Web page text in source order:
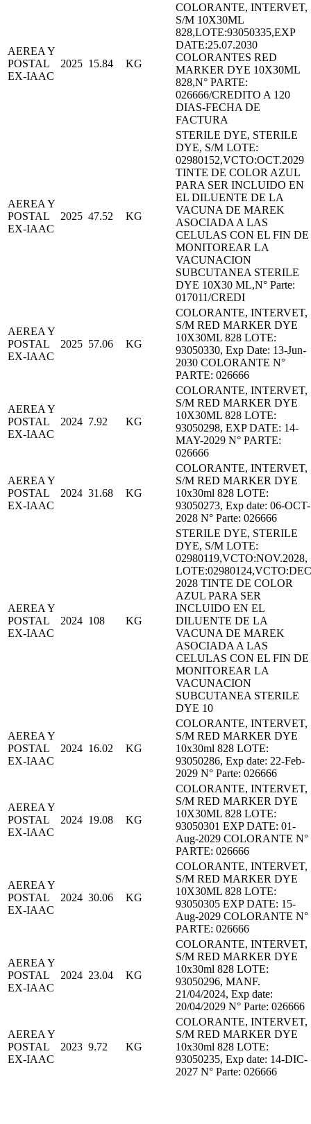
AEREA Y
POSTAL
EX-IAAC
2025 15.84 KG
COLORANTE, INTERVET,
S/M 10X30ML
828,LOTE:93050335,EXP
DATE:25.07.2030
COLORANTES RED
MARKER DYE 10X30ML
828,N° PARTE:
026666/CREDITO A 120
DIAS-FECHA DE
FACTURA
AEREA Y
POSTAL
EX-IAAC
2025 47.52 KG
STERILE DYE, STERILE
DYE, S/M LOTE:
02980152,VCTO:OCT.2029
TINTE DE COLOR AZUL
PARA SER INCLUIDO EN
EL DILUENTE DE LA
VACUNA DE MAREK
ASOCIADA A LAS
CELULAS CON EL FIN DE
MONITOREAR LA
VACUNACION
SUBCUTANEA STERILE
DYE 10X30 ML,N° Parte:
017011/CREDI
AEREA Y
POSTAL
EX-IAAC
2025 57.06 KG
COLORANTE, INTERVET,
S/M RED MARKER DYE
10X30ML 828 LOTE:
93050330, Exp Date: 13-Jun-
2030 COLORANTE N°
PARTE: 026666
AEREA Y
POSTAL
EX-IAAC
2024 7.92 KG
COLORANTE, INTERVET,
S/M RED MARKER DYE
10X30ML 828 LOTE:
93050298, EXP DATE: 14-
MAY-2029 N° PARTE:
026666
AEREA Y
POSTAL
EX-IAAC
2024 31.68 KG
COLORANTE, INTERVET,
S/M RED MARKER DYE
10x30ml 828 LOTE:
93050273, Exp date: 06-OCT-
2028 N° Parte: 026666
AEREA Y
POSTAL
EX-IAAC
2024 108 KG
STERILE DYE, STERILE
DYE, S/M LOTE:
02980119,VCTO:NOV.2028,
2028 TINTE DE COLOR
AZUL PARA SER
INCLUIDO EN EL
DILUENTE DE LA
VACUNA DE MAREK
ASOCIADA A LAS
CELULAS CON EL FIN DE
MONITOREAR LA
VACUNACION
SUBCUTANEA STERILE
DYE 10
AEREA Y
POSTAL
EX-IAAC
2024 16.02 KG
COLORANTE, INTERVET,
S/M RED MARKER DYE
10x30ml 828 LOTE:
93050286, Exp date: 22-Feb-
2029 N° Parte: 026666
AEREA Y
POSTAL
EX-IAAC
2024 19.08 KG
COLORANTE, INTERVET,
S/M RED MARKER DYE
10X30ML 828 LOTE:
93050301 EXP DATE: 01-
Aug-2029 COLORANTE N°
PARTE: 026666
AEREA Y
POSTAL
EX-IAAC
2024 30.06 KG
COLORANTE, INTERVET,
S/M RED MARKER DYE
10X30ML 828 LOTE:
93050305 EXP DATE: 15-
Aug-2029 COLORANTE N°
PARTE: 026666
AEREA Y
POSTAL
EX-IAAC
2024 23.04 KG
COLORANTE, INTERVET,
S/M RED MARKER DYE
10x30ml 828 LOTE:
93050296, MANF.
21/04/2024, Exp date:
20/04/2029 N° Parte: 026666
AEREA Y
POSTAL
EX-IAAC
2023 9.72 KG
COLORANTE, INTERVET,
S/M RED MARKER DYE
10x30ml 828 LOTE:
93050235, Exp date: 14-DIC-
2027 N° Parte: 026666